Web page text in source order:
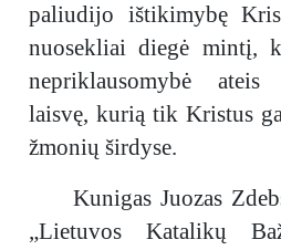
paliudijo ištikimybę
nuosekliai diegė mintį,
nepriklausomybė
laisvę, kurią tik Kristus
žmonių širdyse.
Kunigas Juozas
„Lietuvos Katalikų